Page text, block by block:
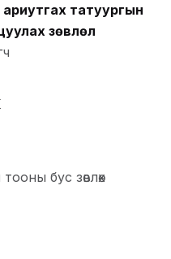
татуургын
зөвлөл
бус зөвлөх